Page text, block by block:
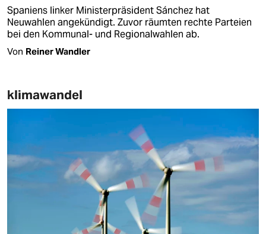
Spaniens linker Ministerpräsident Sánchez hat
Neuwahlen angekündigt. Zuvor räumten rechte Parteien
bei den Kommunal- und Regionalwahlen ab.
Von Reiner Wandler
klimawandel